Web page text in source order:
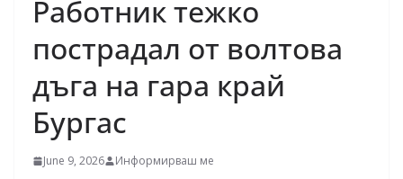
Работник тежко
пострадал от волтова
дъга на гара край
Бургас
June 9, 2026 Информирваш ме